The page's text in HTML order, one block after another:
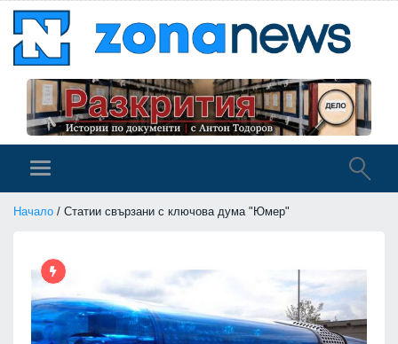
Начало / Статии свързани с ключова дума "Юмер"